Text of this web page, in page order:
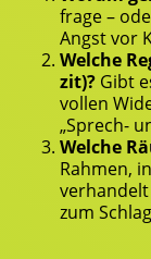
fra­ge –
Angst vor
Wel­che
zit)? Gibt
vol­len
„Sprech-
Wel­che
Rah­men,
zum